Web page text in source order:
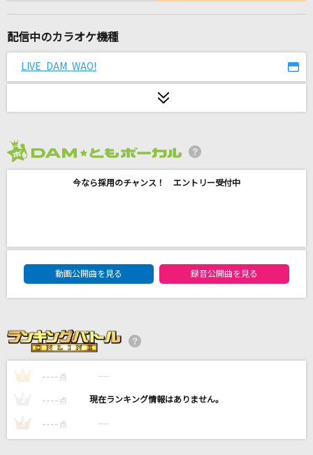
アザトカワイイ
日向坂46
WanteD! WanteD!
Mrs. GREEN APPLE
GACKT(Gackt)
メランコリーキッチン
米津玄師
シンデレラ
配信中のカラオケ機種
LIVE DAM WAO!
今なら採用のチャンス！ エントリー受付中
DAM★ともボーカルエントリーランキング
動画公開曲を見る
録音公開曲を見る
1 ---- 点 ----
---- 点 ----
3 ---- 点 ----